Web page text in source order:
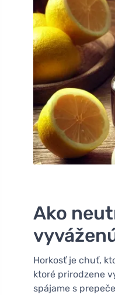
Ako
Horkosť je chuť,
ktoré prirodzene
spájame s